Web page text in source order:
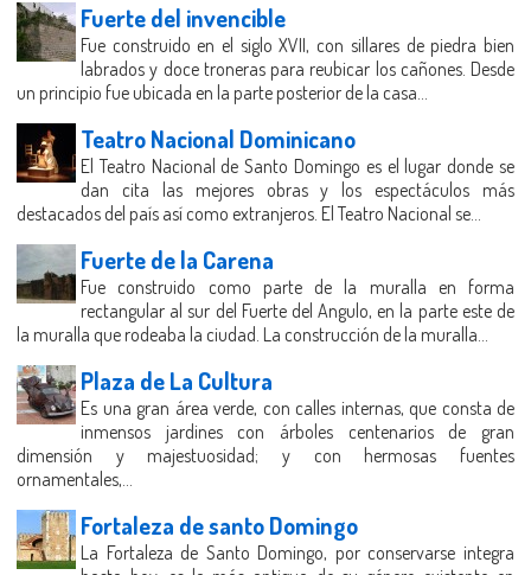
Fuerte del invencible
Fue construido en el siglo XVII, con sillares de piedra bien
labrados y doce troneras para reubicar los cañones. Desde
un principio fue ubicada en la parte posterior de la casa...
Teatro Nacional Dominicano
El Teatro Nacional de Santo Domingo es el lugar donde se
dan cita las mejores obras y los espectáculos más
destacados del país así como extranjeros. El Teatro Nacional se...
Fuerte de la Carena
Fue construido como parte de la muralla en forma
rectangular al sur del Fuerte del Angulo, en la parte este de
la muralla que rodeaba la ciudad. La construcción de la muralla...
Plaza de La Cultura
Es una gran área verde, con calles internas, que consta de
inmensos jardines con árboles centenarios de gran
dimensión y majestuosidad; y con hermosas fuentes
ornamentales,...
Fortaleza de santo Domingo
La Fortaleza de Santo Domingo, por conservarse integra